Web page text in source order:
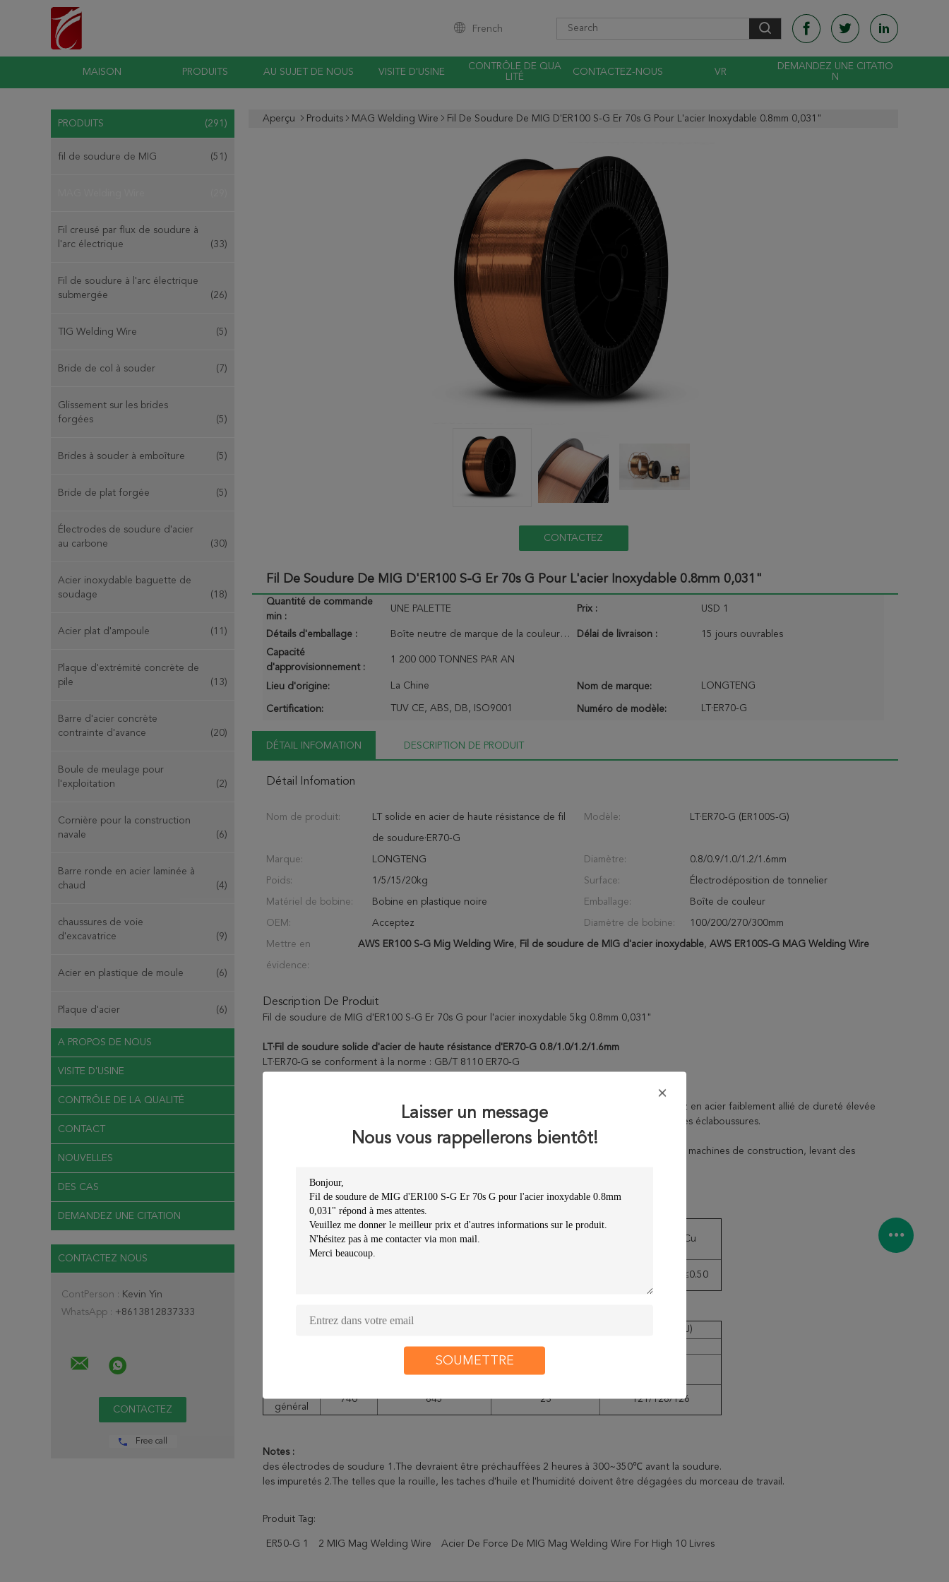
Laisser un message
Nous vous rappellerons bientôt!
SOUMETTRE
French
MAISON PRODUITS AU SUJET DE NOUS VISITE D'USINE
CONTRÔLE DE QUA
LITÉ
CONTACTEZ-NOUS VR
DEMANDEZ UNE CITATIO
N
PRODUITS (291)
fil de soudure de MIG (51)
Fil creusé par flux de soudure à
l'arc électrique
(33)
Fil de soudure à l'arc électrique
submergée
(26)
TIG Welding Wire (5)
Bride de col à souder (7)
Glissement sur les brides
forgées
(5)
Brides à souder à emboîture (5)
Bride de plat forgée (5)
Électrodes de soudure d'acier
au carbone
(30)
Acier inoxydable baguette de
soudage
(18)
Acier plat d'ampoule (11)
Plaque d'extrémité concrète de
pile
(13)
Barre d'acier concrète
contrainte d'avance
(20)
Boule de meulage pour
l'exploitation
(2)
Cornière pour la construction
navale
(6)
Barre ronde en acier laminée à
chaud
(4)
chaussures de voie
d'excavatrice
(9)
Acier en plastique de moule (6)
Plaque d'acier (6)
A PROPOS DE NOUS
VISITE D'USINE
CONTRÔLE DE LA QUALITÉ
CONTACT
NOUVELLES
DES CAS
DEMANDEZ UNE CITATION
CONTACTEZ NOUS
ContPerson : Kevin Yin
WhatsApp : +8613812837333
Free call
Aperçu Produits MAG Welding Wire Fil De Soudure De MIG D'ER100 S-G Er 70s G Pour L'acier Inoxydable 0.8mm 0,031"
CONTACTEZ
Fil De Soudure De MIG D'ER100 S-G Er 70s G Pour L'acier Inoxydable 0.8mm 0,031"
Quantité de commande
min :
UNE PALETTE Prix : USD 1
Détails d'emballage : Boîte neutre de marque de la couleur box/OEM de LT de boîte Délai de livraison :
15 jours ouvrables
Capacité
d'approvisionnement :
1 200 000 TONNES PAR AN
Lieu d'origine: La Chine Nom de marque: LONGTENG
Certification: TUV CE, ABS, DB, ISO9001 Numéro de modèle: LT·ER70-G
DÉTAIL INFOMATION DESCRIPTION DE PRODUIT
Détail Infomation
Nom de produit: LT solide en acier de haute résistance de fil
de soudure·ER70-G
Modèle: LT·ER70-G (ER100S-G)
Marque: LONGTENG Diamètre: 0.8/0.9/1.0/1.2/1.6mm
Poids: 1/5/15/20kg Surface: Électrodéposition de tonnelier
Matériel de bobine: Bobine en plastique noire Emballage: Boîte de couleur
OEM: Acceptez Diamètre de bobine: 100/200/270/300mm
Mettre en
évidence:
AWS ER100 S-G Mig Welding Wire, Fil de soudure de MIG d'acier inoxydable, AWS ER100S-G MAG Welding Wire
Description De Produit
Fil de soudure de MIG d'ER100 S-G Er 70s G pour l'acier inoxydable 5kg 0.8mm 0,031"
LT·Fil de soudure solide d'acier de haute résistance d'ER70-G 0.8/1.0/1.2/1.6mm
LT·ER70-G se conforment à la norme : GB/T 8110 ER70-G
LT·ER70-G est un genre de Ni, MOIS, type fil de Cr de soudure protégé du gaz en acier faiblement allié de dureté élevée
de 690MPa. Il a la représentation de soudure d'excellente tout-position, l'arc stable et les basses éclaboussures.
Approprié à souder les structures métalliques 690MPa de haute résistance, telles que des machines de construction, levant des
Composition chimique (%)
Composition
C ManganèseSI S Cu
≤0.50
(J)
général
740 645 23 121/128/126
Notes :
des électrodes de soudure 1.The devraient être préchauffées 2 heures à 300~350℃ avant la soudure.
les impuretés 2.The telles que la rouille, les taches d'huile et l'humidité doivent être dégagées du morceau de travail.
Produit Tag:
ER50-G 1 2 MIG Mag Welding Wire Acier De Force De MIG Mag Welding Wire For High 10 Livres